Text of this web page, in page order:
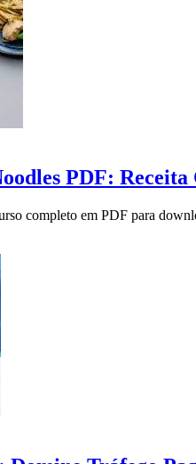
PDF: Receita
completo em PDF para